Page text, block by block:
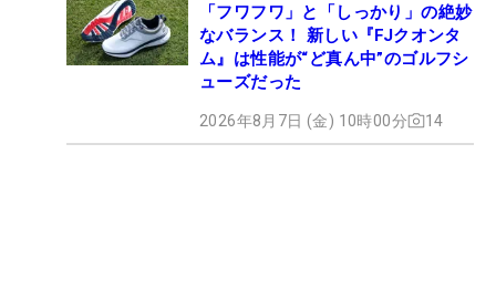
「フワフワ」と「しっかり」の絶妙
なバランス！ 新しい『FJクオンタ
ム』は性能が“ど真ん中”のゴルフシ
ューズだった
2026年8月7日 (金) 10時00分 14